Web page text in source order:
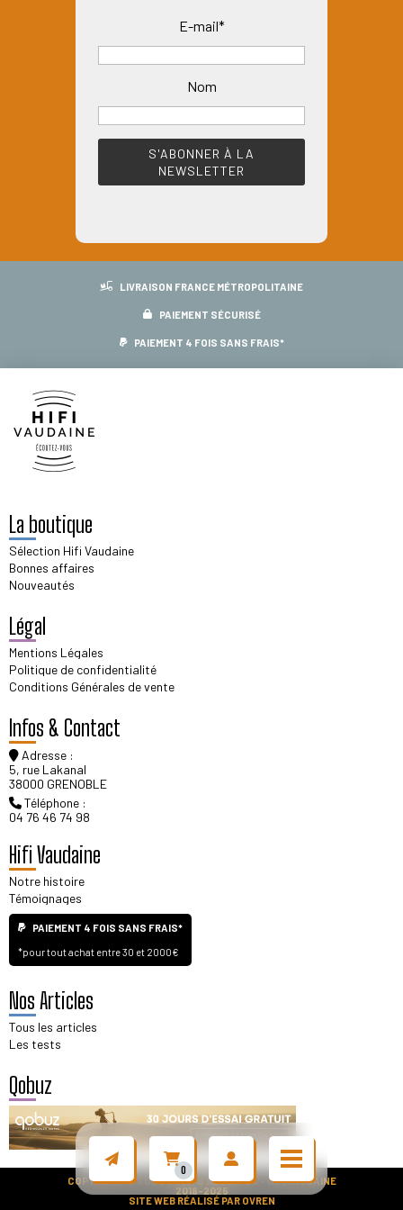
0
Les
peuvent
être
sur
la
produit
E-mail*
Nom
LIVRAISON FRANCE MÉTROPOLITAINE
PAIEMENT SÉCURISÉ
PAIEMENT 4 FOIS SANS FRAIS*
La boutique
Sélection Hifi Vaudaine
Bonnes affaires
Nouveautés
Légal
Mentions Légales
Politique de confidentialité
Conditions Générales de vente
Infos & Contact
Adresse :
5, rue Lakanal
38000 GRENOBLE
Téléphone :
04 76 46 74 98
Hifi Vaudaine
Notre histoire
Témoignages
PAIEMENT 4 FOIS SANS FRAIS*
*pour tout achat entre 30 et 2000€
Nos Articles
Tous les articles
Les tests
Qobuz
COPYRIGHT © TOUS DROITS RÉSERVÉS - HIFI VAUDAINE
2018-2025
SITE WEB RÉALISÉ PAR OVREN